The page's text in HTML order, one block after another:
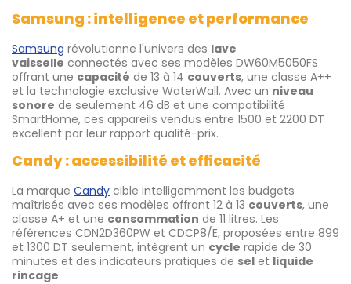
Samsung : intelligence et performance
Samsung révolutionne l'univers des lave
vaisselle connectés avec ses modèles DW60M5050FS
offrant une capacité de 13 à 14 couverts, une classe A++
et la technologie exclusive WaterWall. Avec un niveau
sonore de seulement 46 dB et une compatibilité
SmartHome, ces appareils vendus entre 1500 et 2200 DT
excellent par leur rapport qualité-prix.
Candy : accessibilité et efficacité
La marque Candy cible intelligemment les budgets
maîtrisés avec ses modèles offrant 12 à 13 couverts, une
classe A+ et une consommation de 11 litres. Les
références CDN2D360PW et CDCP8/E, proposées entre 899
et 1300 DT seulement, intègrent un cycle rapide de 30
minutes et des indicateurs pratiques de sel et liquide
rincage.